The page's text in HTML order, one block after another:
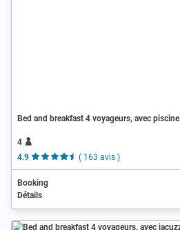
Bed and breakfast 4 voyageurs, avec piscine
4
4.9
( 163 avis )
Booking
Détails